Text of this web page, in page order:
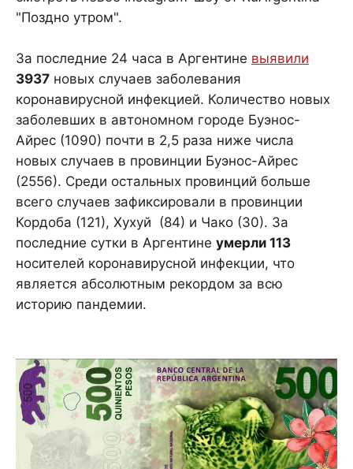
"Поздно утром".
За последние 24 часа в Аргентине выявили
3937 новых случаев заболевания
коронавирусной инфекцией. Количество новых
заболевших в автономном городе Буэнос-
Айрес (1090) почти в 2,5 раза ниже числа
новых случаев в провинции Буэнос-Айрес
(2556). Среди остальных провинций больше
всего случаев зафиксировали в провинции
Кордоба (121), Хухуй (84) и Чако (30). За
последние сутки в Аргентине умерли 113
носителей коронавирусной инфекции, что
является абсолютным рекордом за всю
историю пандемии.